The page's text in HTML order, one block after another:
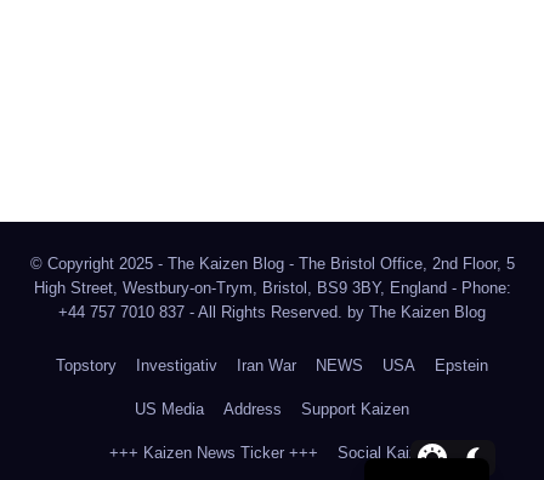
© Copyright 2025 - The Kaizen Blog - The Bristol Office, 2nd Floor, 5
High Street, Westbury-on-Trym, Bristol, BS9 3BY, England - Phone:
+44 757 7010 837 - All Rights Reserved. by The Kaizen Blog
Topstory Investigativ Iran War NEWS USA Epstein
US Media Address Support Kaizen
+++ Kaizen News Ticker +++ Social Kaizen